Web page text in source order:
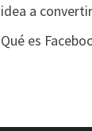
idea a
Qué es